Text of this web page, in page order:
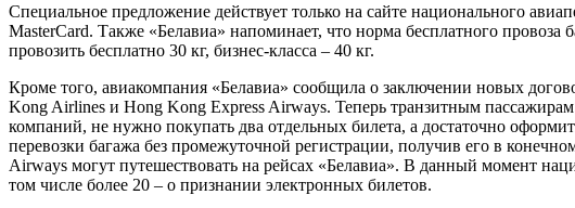
Специальное предложение действует только на сайте национального
MasterCard. Также «Белавиа» напоминает, что норма бесплатного
провозить бесплатно 30 кг, бизнес-класса – 40 кг.
Кроме того, авиакомпания «Белавиа» сообщила о заключении новых
Kong Airlines и Hong Kong Express Airways. Теперь транзитным
компаний, не нужно покупать два отдельных билета, а достаточно
перевозки багажа без промежуточной регистрации, получив его в
Airways могут путешествовать на рейсах «Белавиа». В данный момент
том числе более 20 – о признании электронных билетов.